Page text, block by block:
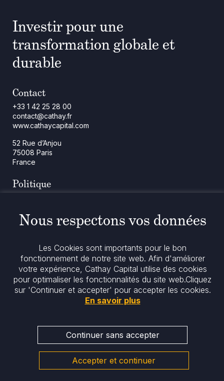
Investir pour une
transformation globale et
durable
Contact
+33 1 42 25 28 00
contact@cathay.fr
www.cathaycapital.com
52 Rue d’Anjou
75008 Paris
France
Politique
Mentions légales
Politique de confidentialité
Restez informés
Nous respectons vos données
Les Cookies sont importants pour le bon
fonctionnement de notre site web. Afin d'améliorer
votre expérience, Cathay Capital utilise des cookies
pour optimaliser les fonctionnalités du site web.Cliquez
sur 'Continuer et accepter' pour accepter les cookies.
En savoir plus
Continuer sans accepter
Accepter et continuer